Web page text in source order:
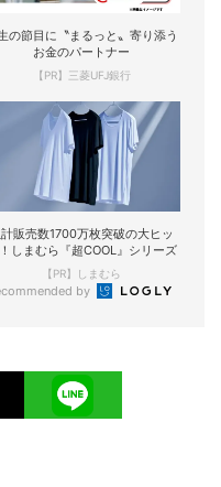
の節目に〝まるっと〟寄り添う
お金のパートナー
【PR】三菱UFJ銀行
販売数1700万枚突破の大ヒッ
！しまむら『超COOL』シリーズ
【PR】しまむら
by